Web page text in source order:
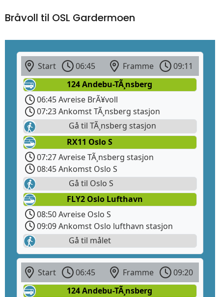
Bråvoll til OSL Gardermoen
Start 06:45 Framme
09:11
124 Andebu-TÃ¸nsberg
06:45 Avreise BrÃ¥voll
07:23 Ankomst TÃ¸nsberg stasjon
Gå til TÃ¸nsberg stasjon
RX11 Oslo S
07:27 Avreise TÃ¸nsberg stasjon
08:45 Ankomst Oslo S
Gå til Oslo S
FLY2 Oslo Lufthavn
08:50 Avreise Oslo S
09:09 Ankomst Oslo lufthavn stasjon
Gå til målet
Start 06:45 Framme
09:20
124 Andebu-TÃ¸nsberg